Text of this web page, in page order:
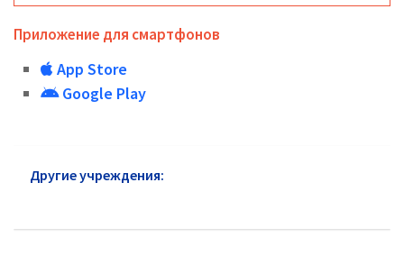
Приложение для смартфонов
App Store
Google Play
Другие учреждения: